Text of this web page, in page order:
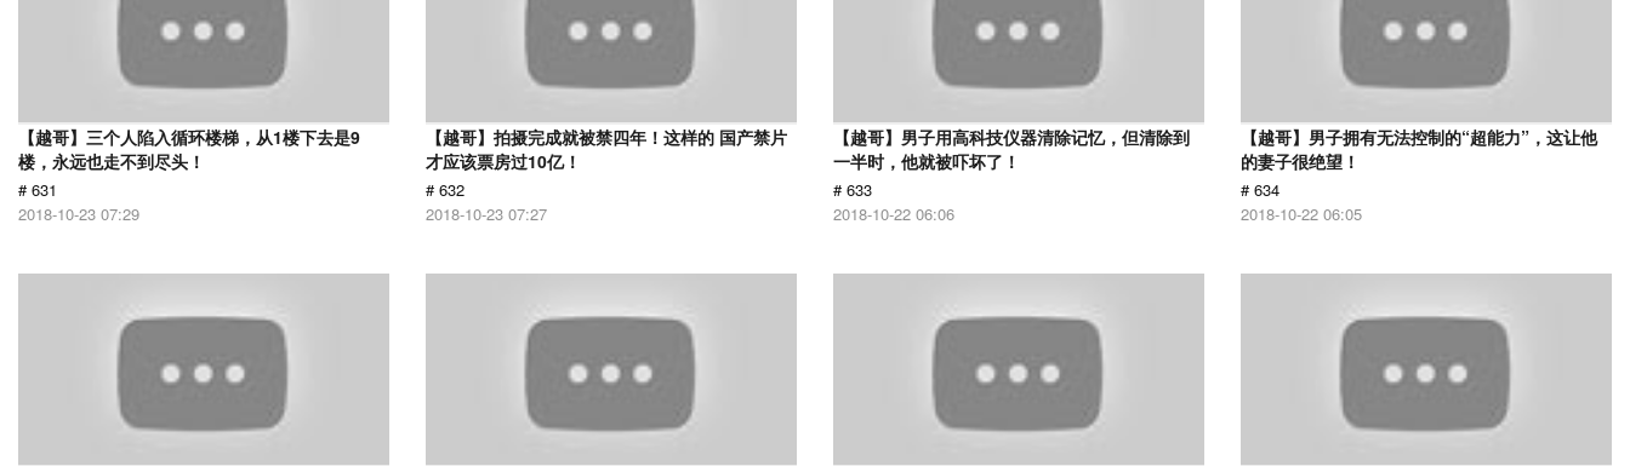
【越哥】三个人陷入循环楼梯，从1楼下去是9
楼，永远也走不到尽头！
# 631
2018-10-23 07:29
【越哥】拍摄完成就被禁四年！这样的 国产禁片
才应该票房过10亿！
# 632
2018-10-23 07:27
【越哥】男子用高科技仪器清除记忆，但清除到
一半时，他就被吓坏了！
# 633
2018-10-22 06:06
【越哥】男子拥有无法控制的“超能力”，这让他
的妻子很绝望！
# 634
2018-10-22 06:05